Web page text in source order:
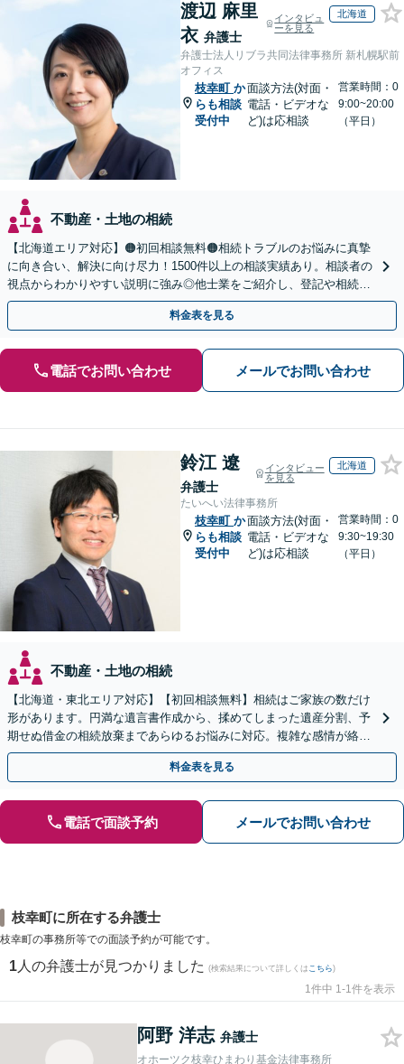
渡辺 麻里
衣 弁護士
インタビュ
ーを見る
北海道
弁護士法人リブラ共同法律事務所 新札幌駅前
オフィス
枝幸町 か
らも相談
受付中
面談方法(対面・
電話・ビデオな
ど)は応相談
営業時間：0
9:00~20:00
（平日）
不動産・土地の相続
【北海道エリア対応】🟠初回相談無料🟠相続トラブルのお悩みに真摯
に向き合い、解決に向け尽力！1500件以上の相談実績あり。相談者の
視点からわかりやすい説明に強み◎他士業をご紹介し、登記や相続税
の申告までワンストップで対応【夜間相談可】
料金表を見る
電話でお問い合わせ メールでお問い合わせ
鈴江 遼
弁護士
インタビュー
を見る
北海道
たいへい法律事務所
枝幸町 か
らも相談
受付中
面談方法(対面・
電話・ビデオな
ど)は応相談
営業時間：0
9:30~19:30
（平日）
不動産・土地の相続
【北海道・東北エリア対応】【初回相談無料】相続はご家族の数だけ
形があります。円満な遺言書作成から、揉めてしまった遺産分割、予
期せぬ借金の相続放棄まであらゆるお悩みに対応。複雑な感情が絡む
相続トラブルもまずはご相談ください。WEB面談可。
料金表を見る
電話で面談予約 メールでお問い合わせ
枝幸町に所在する弁護士
枝幸町の事務所等での面談予約が可能です。
1 人の弁護士が見つかりました (検索結果について詳しくは こちら)
1件中 1-1件を表示
阿野 洋志 弁護士
オホーツク枝幸ひまわり基金法律事務所